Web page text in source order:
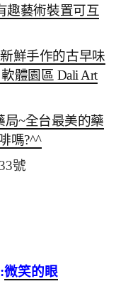
趣藝術裝置可互
鮮手作的古早味
體園區 Dali Art
局~全台最美的藥
嗎?^^
號
微笑的眼